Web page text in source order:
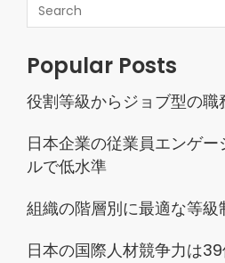
Popular Posts
役割等級からジョブ型の職
日本企業の従業員エンゲ
ルで低水準
組織の階層別に最適な等級
日本の国際人材競争力は39